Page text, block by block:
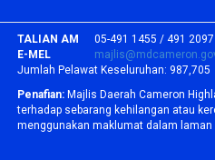
TALIAN AM 05-491 1455 / 491 2097
E-MEL
Jumlah Pelawat Keseluruhan: 987,705
Penafian: Majlis Daerah Cameron
terhadap sebarang kehilangan atau
menggunakan maklumat dalam laman